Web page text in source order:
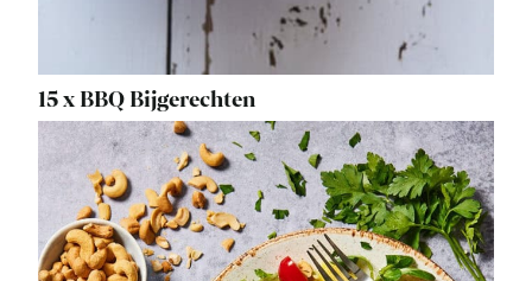
15 x BBQ Bijgerechten